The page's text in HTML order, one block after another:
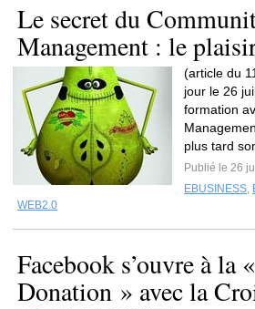
Le secret du
Management : le
(article du
jour le 26
formation
plus tard
Publié le 26
EBUSINESS,
WEB2.0
Facebook s’ouvre à la
Donation » avec la